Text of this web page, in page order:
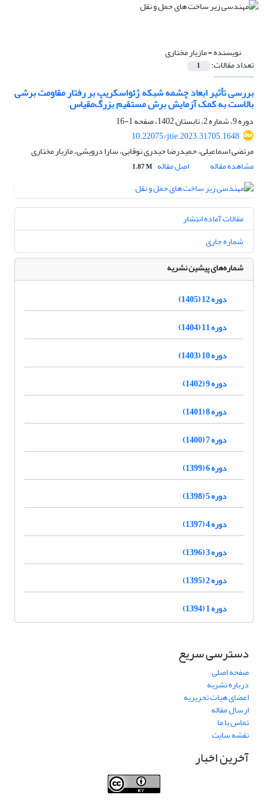
نویسنده =مازیار مختاری
تعداد مقالات: 1
بررسی تأثیر ابعاد چشمه شبکه ژئواسکریپ‌ بر رفتار مقاومت برشی
بالاست به کمک آزمایش برش مستقیم بزرگ‌مقیاس
دوره 9، شماره 2، تابستان 1402، صفحه
1-16
10.22075/jtie.2023.31705.1648
مرتضی اسماعیلی، حمیدرضا حیدری نوقابی، سارا درویشی، مازیار مختاری
مشاهده مقاله
اصل مقاله 1.87 M
مقالات آماده انتشار
شماره جاری
شماره‌های پیشین نشریه
دوره 12 (1405)
دوره 11 (1404)
دوره 10 (1403)
دوره 9 (1402)
دوره 8 (1401)
دوره 7 (1400)
دوره 6 (1399)
دوره 5 (1398)
دوره 4 (1397)
دوره 3 (1396)
دوره 2 (1395)
دوره 1 (1394)
دسترسی سریع
صفحه اصلی
درباره نشریه
اعضای هیات تحریریه
ارسال مقاله
تماس با ما
نقشه سایت
آخرین اخبار